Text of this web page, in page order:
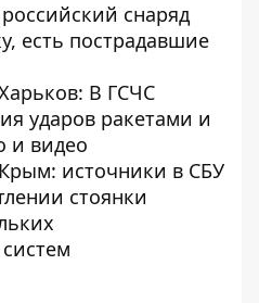
снаряд
есть пострадавшие
В ГСЧС
ударов ракетами и
и видео
источники в СБУ
стоянки